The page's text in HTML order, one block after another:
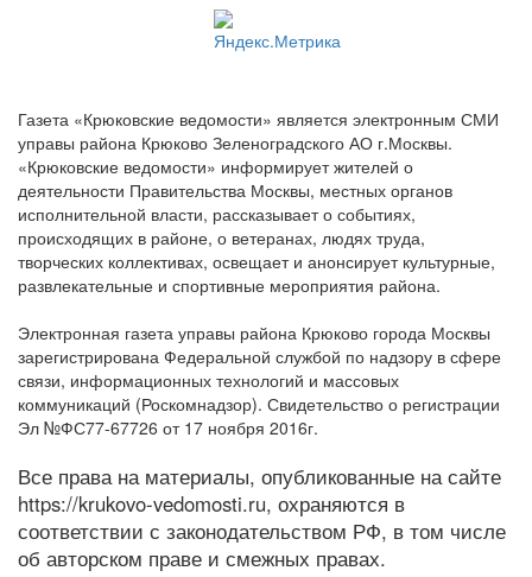
Газета «Крюковские ведомости» является электронным СМИ
управы района Крюково Зеленоградского АО г.Москвы.
«Крюковские ведомости» информирует жителей о
деятельности Правительства Москвы, местных органов
исполнительной власти, рассказывает о событиях,
происходящих в районе, о ветеранах, людях труда,
творческих коллективах, освещает и анонсирует культурные,
развлекательные и спортивные мероприятия района.
Электронная газета управы района Крюково города Москвы
зарегистрирована Федеральной службой по надзору в сфере
связи, информационных технологий и массовых
коммуникаций (Роскомнадзор). Свидетельство о регистрации
Эл №ФС77-67726 от 17 ноября 2016г.
Все права на материалы, опубликованные на сайте
https://krukovo-vedomosti.ru, охраняются в
соответствии с законодательством РФ, в том числе
об авторском праве и смежных правах.